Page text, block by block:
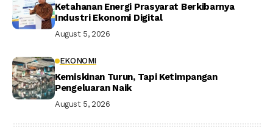
Ketahanan Energi Prasyarat Berkibarnya
Industri Ekonomi Digital
August 5, 2026
EKONOMI
Kemiskinan Turun, Tapi Ketimpangan
Pengeluaran Naik
August 5, 2026